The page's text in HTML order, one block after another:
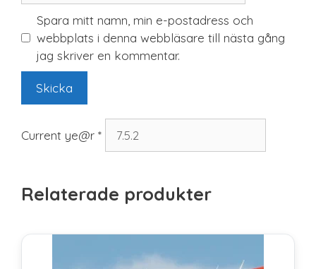
Spara mitt namn, min e-postadress och
webbplats i denna webbläsare till nästa gång
jag skriver en kommentar.
Current ye@r *
Relaterade produkter